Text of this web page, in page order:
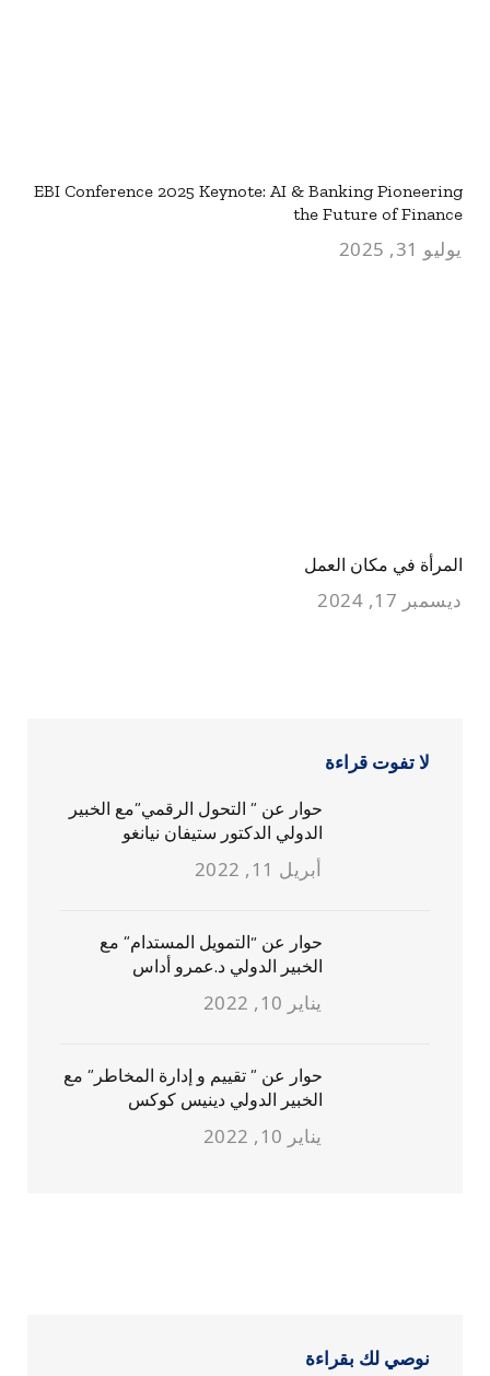
EBI Conference 2025 Keynote: AI & Banking Pioneering
the Future of Finance
يوليو 31, 2025
المرأة في مكان العمل
ديسمبر 17, 2024
لا تفوت قراءة
حوار عن ” التحول الرقمي”مع الخبير
الدولي الدكتور ستيفان نيانغو
أبريل 11, 2022
حوار عن “التمويل المستدام” مع
الخبير الدولي د.عمرو أداس
يناير 10, 2022
حوار عن ” تقييم و إدارة المخاطر” مع
الخبير الدولي دينيس كوكس
يناير 10, 2022
نوصي لك بقراءة